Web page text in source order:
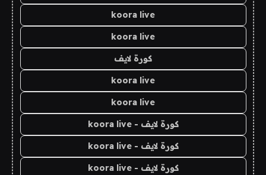
koora live
koora live
كورة لايف
koora live
koora live
كورة لايف - koora live
كورة لايف - koora live
كورة لايف - koora live